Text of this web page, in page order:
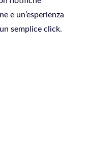
e un’esperienza
semplice click.